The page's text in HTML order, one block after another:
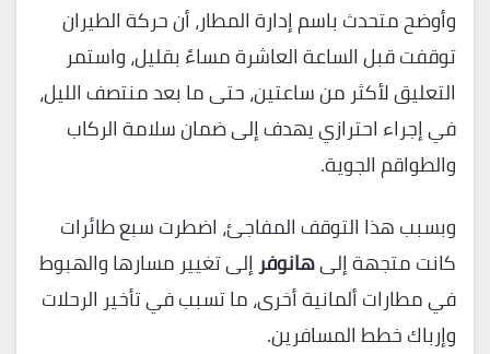
وأوضح متحدث باسم إدارة المطار، أن حركة الطيران
توقفت قبل الساعة العاشرة مساءً بقليل، واستمر
التعليق لأكثر من ساعتين، حتى ما بعد منتصف الليل،
في إجراء احترازي يهدف إلى ضمان سلامة الركاب
والطواقم الجوية.
وبسبب هذا التوقف المفاجئ، اضطرت سبع طائرات
كانت متجهة إلىهانوفر إلى تغيير مسارها والهبوط
في مطارات ألمانية أخرى، ما تسبب في تأخير الرحلات
وإرباك خطط المسافرين.